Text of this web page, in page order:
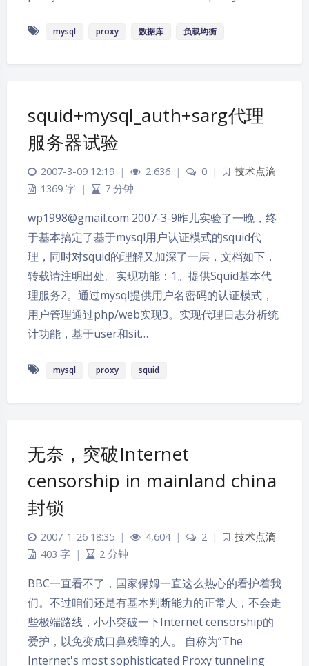
夜间模式
mysql proxy 数据库 负载均衡
squid+mysql_auth+sarg代理
服务器试验
2007-3-09 12:19 | 2,636 | 0 |
技术点滴
1369 字 | 7 分钟
wp1998@gmail.com 2007-3-9昨儿实验了一晚，终
于基本搞定了基于mysql用户认证模式的squid代
理，同时对squid的理解又加深了一层，文档如下，
转载请注明出处。实现功能：1。提供Squid基本代
理服务2。通过mysql提供用户名密码的认证模式，
用户管理通过php/web实现3。实现代理日志分析统
计功能，基于user和sit…
mysql proxy squid
无奈，突破Internet
censorship in mainland china
封锁
2007-1-26 18:35 | 4,604 | 2 |
技术点滴
403 字 | 2 分钟
BBC一直看不了，国家保姆一直这么热心的看护着我
们。不过咱们还是有基本判断能力的正常人，不会走
些极端路线，小小突破一下Internet censorship的
爱护，以免变成口鼻残障的人。 自称为“The
Internet's most sophisticated Proxy tunneling